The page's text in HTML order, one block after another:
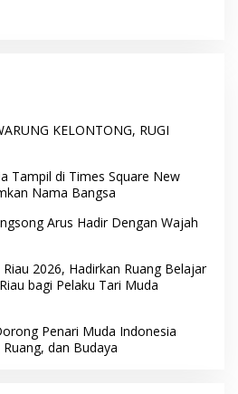
KELONTONG, RUGI
Tampil di Times Square New
Nama Bangsa
Arus Hadir Dengan Wajah
2026, Hadirkan Ruang Belajar
bagi Pelaku Tari Muda
Penari Muda Indonesia
dan Budaya